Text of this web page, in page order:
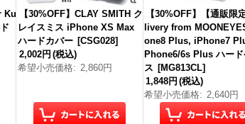
Ku
【30%OFF】CLAY SMITH ク
レイスミス iPhone XS Max
ハードカバー [CSG028]
2,002円 (税込)
希望小売価格: 2,860円
【30%OFF】【通販限
livery from
one8 Plus, iPhone7
Phone6/6s Plus ハード
ス [MG813CL]
1,848円 (税込)
希望小売価格: 2,640円